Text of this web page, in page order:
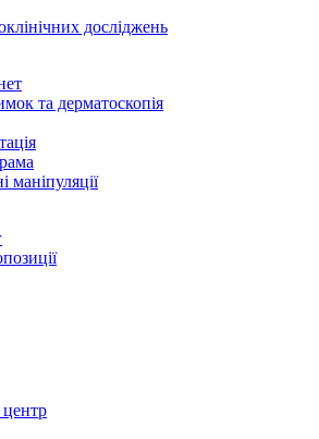
досліджень
та дерматоскопія
маніпуляції